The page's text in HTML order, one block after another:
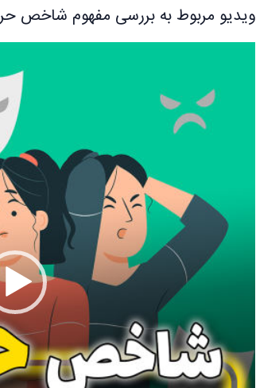
ویدیو مربوط به بررسی مفهوم شاخص